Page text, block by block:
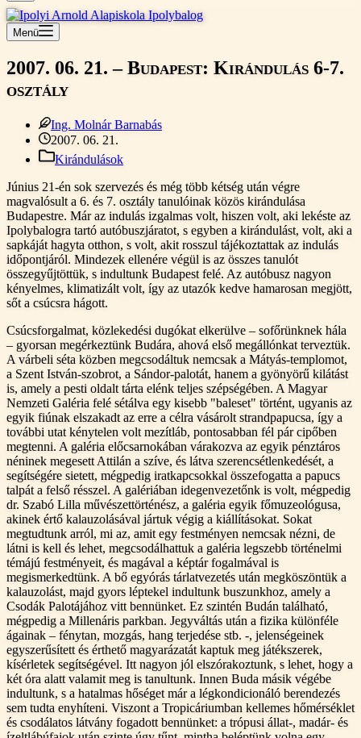
Nincs
találat
Menü
2007. 06. 21. – Budapest: Kirándulás 6-7.
osztály
Ing. Molnár Barnabás
2007. 06. 21.
Kirándulások
Június 21-én sok szervezés és még több kétség után végre
magvalósult a 6. és 7. osztály tanulóinak közös kirándulása
Budapestre. Már az indulás izgalmas volt, hiszen volt, aki lekéste az
Ipolybalogra tartó autóbuszjáratot, s egyben a kirándulást, volt, aki a
sapkáját hagyta otthon, s volt, akit rosszul tájékoztattak az indulás
időpontjáról. Mindezek ellenére végül is az összes tanulót
összegyűjtöttük, s indultunk Budapest felé. Az autóbusz nagyon
kényelmes, klimatizált volt, így az utazók kedve hamarosan megjött,
sőt a csúcsra hágott.
Csúcsforgalmat, közlekedési dugókat elkerülve – sofőrünknek hála
– gyorsan megérkeztünk Budára, ahová első megállónkat terveztük.
A várbeli séta közben megcsodáltuk nemcsak a Mátyás-templomot,
a Szent István-szobrot, a Sándor-palotát, hanem a gyönyörű kilátást
is, amely a pesti oldalt tárta elénk teljes szépségében. A Magyar
Nemzeti Galéria felé sétálva egy kisebb
baleset
történt, ugyanis az
egyik fiúnak elszakadt az erre a célra vásárolt strandpapucsa, így a
további utat kénytelen volt mezítláb, pontosabban fél pár cipőben
megtenni. A galéria előcsarnokában várakozva az egyik pénztáros
néninek megesett Attilán a szíve, és látva szerencsétlenkedését, a
segítségére sietett, mégpedig iratkapcsokkal összefogatta a papucs
talpát a felső résszel. A galériában idegenvezetőnk is volt, mégpedig
dr. Szabó Lilla művészettörténész, a galéria egyik főmuzeológusa,
akinek értő kalauzolásával jártuk végig a kiállításokat. Sokat
megtudtunk arról, mi az, amit egy festményen nemcsak nézni, de
látni is kell és lehet, megcsodálhattuk a galéria legszebb történelmi
témájú festményeit, és magával a képtár fogalmával is
megismerkedtünk. A bő egyórás tárlatvezetés után megköszöntük a
kalauzolást, majd gyors léptekel indultunk buszunkhoz, amely a
Csodák Palotájához vitt bennünket. Ez szintén Budán található,
mégpedig a Millenáris parkban. Jegyváltás után a fizika különféle
ágainak – fénytan, mozgás, hang terjedése stb. -, jelenségeinek
egyszerűsített és érthető magyarázatát kaptuk meg játékszerek,
kísérletek segítségével. Itt nagyon jól elszórakoztunk, s lehet, hogy a
két óra alatt valamit meg is tanultunk. Innen Buda másik végébe
indultunk, s a hatalmas hőséget már a légkondicionáló berendezés
sem tudta enyhíteni. Viszont a Tropicáriumban kellemes hőmérséklet
és csodálatos látvány fogadott bennünket: a trópusi állat-, madár- és